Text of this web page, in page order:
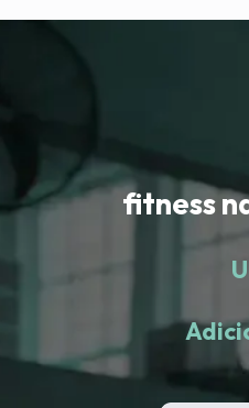
fitness